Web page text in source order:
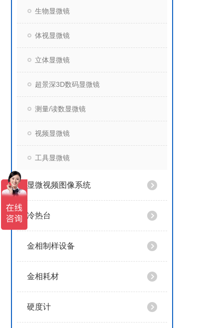
生物显微镜
体视显微镜
立体显微镜
超景深3D数码显微镜
测量/读数显微镜
视频显微镜
工具显微镜
显微视频图像系统
冷热台
金相制样设备
金相耗材
硬度计